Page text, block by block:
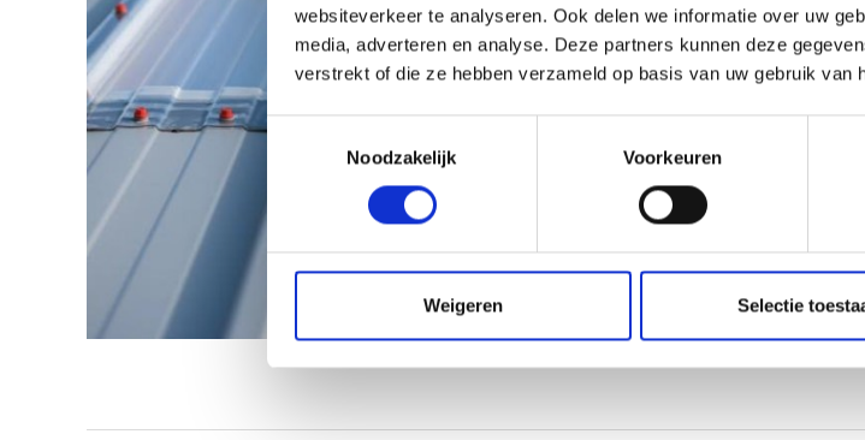
websiteverkeer te analyseren. Ook delen we informatie over uw
media, adverteren en analyse. Deze partners kunnen deze
verstrekt of die ze hebben verzameld op basis van uw gebruik van
T
s
i
Noodzakelijk Voorkeuren
Weigeren Selectie